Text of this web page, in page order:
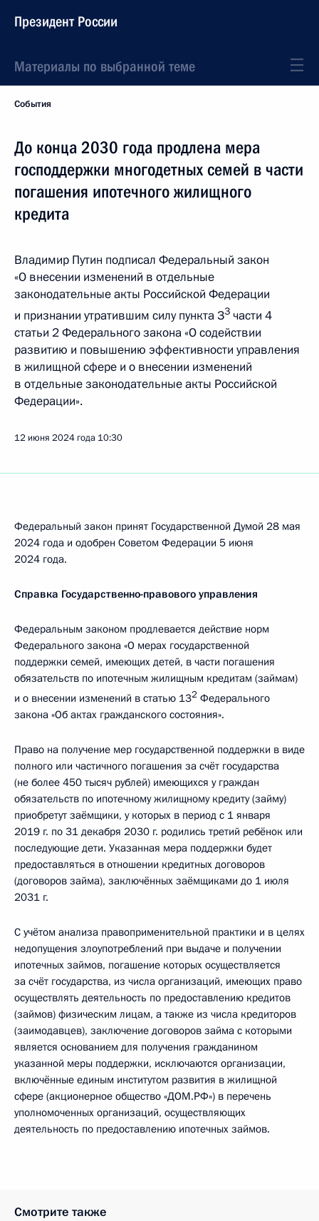
Президент России
Материалы по выбранной теме
События
До конца 2030 года продлена мера
господдержки многодетных семей в части
погашения ипотечного жилищного
кредита
Владимир Путин подписал Федеральный закон
«О внесении изменений в отдельные
законодательные акты Российской Федерации
и признании утратившим силу пункта З3 части 4
статьи 2 Федерального закона «О содействии
развитию и повышению эффективности управления
в жилищной сфере и о внесении изменений
в отдельные законодательные акты Российской
Федерации».
12 июня 2024 года 10:30
Федеральный закон принят Государственной Думой 28 мая
2024 года и одобрен Советом Федерации 5 июня
2024 года.
Справка Государственно-правового управления
Федеральным законом продлевается действие норм
Федерального закона «О мерах государственной
поддержки семей, имеющих детей, в части погашения
обязательств по ипотечным жилищным кредитам (займам)
и о внесении изменений в статью 132 Федерального
закона «Об актах гражданского состояния».
Право на получение мер государственной поддержки в виде
полного или частичного погашения за счёт государства
(не более 450 тысяч рублей) имеющихся у граждан
обязательств по ипотечному жилищному кредиту (займу)
приобретут заёмщики, у которых в период с 1 января
2019 г. по 31 декабря 2030 г. родились третий ребёнок или
последующие дети. Указанная мера поддержки будет
предоставляться в отношении кредитных договоров
(договоров займа), заключённых заёмщиками до 1 июля
2031 г.
С учётом анализа правоприменительной практики и в целях
недопущения злоупотреблений при выдаче и получении
ипотечных займов, погашение которых осуществляется
за счёт государства, из числа организаций, имеющих право
осуществлять деятельность по предоставлению кредитов
(займов) физическим лицам, а также из числа кредиторов
(заимодавцев), заключение договоров займа с которыми
является основанием для получения гражданином
указанной меры поддержки, исключаются организации,
включённые единым институтом развития в жилищной
сфере (акционерное общество «ДОМ.РФ») в перечень
уполномоченных организаций, осуществляющих
деятельность по предоставлению ипотечных займов.
Смотрите также